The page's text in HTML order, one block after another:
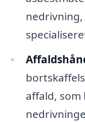
affald,